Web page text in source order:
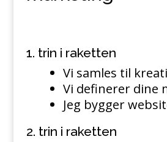
1. trin i raketten
Vi samles til
Vi definerer dine
Jeg bygger
2. trin i raketten